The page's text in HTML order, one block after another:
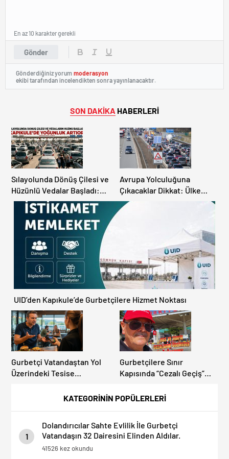
Gönder
En az 10 karakter gerekli
Gönderdiğiniz yorum moderasyon
ekibi tarafından incelendikten sonra yayınlanacaktır.
SON DAKİKA HABERLERİ
KATEGORİNİN POPÜLERLERİ
1
Dolandırıcılar Sahte Evlilik İle Gurbetçi
Vatandaşın 32 Dairesini Elinden Aldılar.
41526 kez okundu
Sılayolunda Dönüş Çilesi ve
Hüzünlü Vedalar Başladı:
Kapıkule’de Yoğunluk
Artıyor!
Avrupa Yolculuğuna
Çıkacaklar Dikkat: Ülke
Ülke Güncel Trafik Kuralları,
Avrupa Otoyol Hız Limitleri
UID’den Kapıkule’de Gurbetçilere Hizmet Noktası
Gurbetçi Vatandaştan Yol
Üzerindeki Tesise
“Hesabınızı Mutlaka Kontrol
Gurbetçilere Sınır
Kapısında “Cezalı Geçiş”
Dışına Çıkamıyor!